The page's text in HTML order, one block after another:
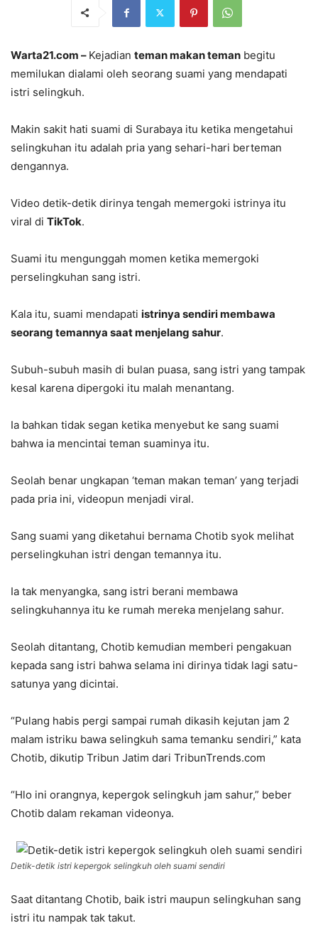
Warta21.com – Kejadian teman makan teman begitu
memilukan dialami oleh seorang suami yang mendapati
istri selingkuh.
Makin sakit hati suami di Surabaya itu ketika mengetahui
selingkuhan itu adalah pria yang sehari-hari berteman
dengannya.
Video detik-detik dirinya tengah memergoki istrinya itu
viral di TikTok.
Suami itu mengunggah momen ketika memergoki
perselingkuhan sang istri.
Kala itu, suami mendapati istrinya sendiri membawa
seorang temannya saat menjelang sahur.
Subuh-subuh masih di bulan puasa, sang istri yang tampak
kesal karena dipergoki itu malah menantang.
Ia bahkan tidak segan ketika menyebut ke sang suami
bahwa ia mencintai teman suaminya itu.
Seolah benar ungkapan ‘teman makan teman’ yang terjadi
pada pria ini, videopun menjadi viral.
Sang suami yang diketahui bernama Chotib syok melihat
perselingkuhan istri dengan temannya itu.
Ia tak menyangka, sang istri berani membawa
selingkuhannya itu ke rumah mereka menjelang sahur.
Seolah ditantang, Chotib kemudian memberi pengakuan
kepada sang istri bahwa selama ini dirinya tidak lagi satu-
satunya yang dicintai.
“Pulang habis pergi sampai rumah dikasih kejutan jam 2
malam istriku bawa selingkuh sama temanku sendiri,” kata
Chotib, dikutip Tribun Jatim dari TribunTrends.com
“Hlo ini orangnya, kepergok selingkuh jam sahur,” beber
Chotib dalam rekaman videonya.
Detik-detik istri kepergok selingkuh oleh suami sendiri
Saat ditantang Chotib, baik istri maupun selingkuhan sang
istri itu nampak tak takut.